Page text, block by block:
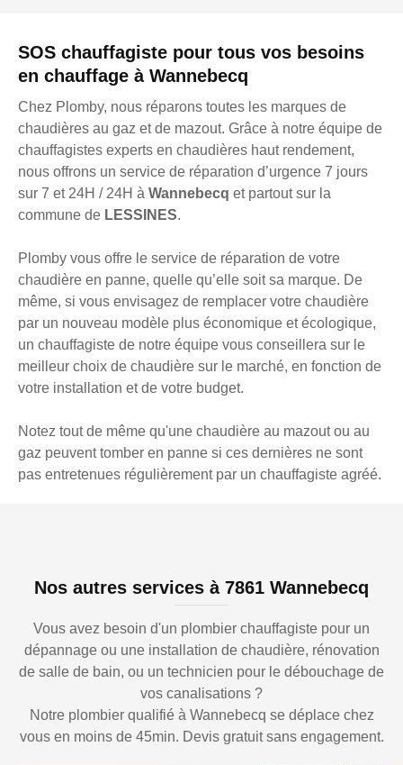
SOS chauffagiste pour tous vos besoins
en chauffage à Wannebecq
Chez Plomby, nous réparons toutes les marques de
chaudières au gaz et de mazout. Grâce à notre équipe de
chauffagistes experts en chaudières haut rendement,
nous offrons un service de réparation d’urgence 7 jours
sur 7 et 24H / 24H à Wannebecq et partout sur la
commune de LESSINES.
Plomby vous offre le service de réparation de votre
chaudière en panne, quelle qu’elle soit sa marque. De
même, si vous envisagez de remplacer votre chaudière
par un nouveau modèle plus économique et écologique,
un chauffagiste de notre équipe vous conseillera sur le
meilleur choix de chaudière sur le marché, en fonction de
votre installation et de votre budget.
Notez tout de même qu'une chaudière au mazout ou au
gaz peuvent tomber en panne si ces dernières ne sont
pas entretenues régulièrement par un chauffagiste agréé.
Nos autres services à 7861 Wannebecq
Vous avez besoin d'un plombier chauffagiste pour un
dépannage ou une installation de chaudière, rénovation
de salle de bain, ou un technicien pour le débouchage de
vos canalisations ?
Notre plombier qualifié à Wannebecq se déplace chez
vous en moins de 45min. Devis gratuit sans engagement.